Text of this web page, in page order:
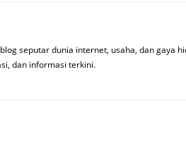
seputar dunia internet, usaha, dan gaya
dan informasi terkini.